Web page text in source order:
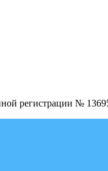
регистрации